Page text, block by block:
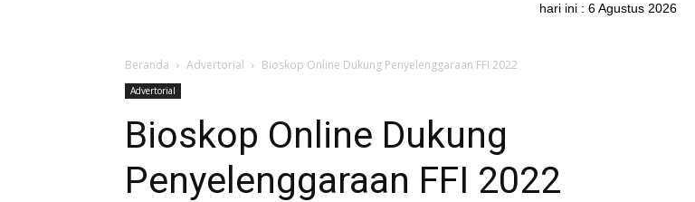
hari ini : 6 Agustus 2026
Beranda Advertorial Bioskop Online Dukung Penyelenggaraan FFI 2022
Advertorial
Bioskop Online Dukung
Penyelenggaraan FFI 2022